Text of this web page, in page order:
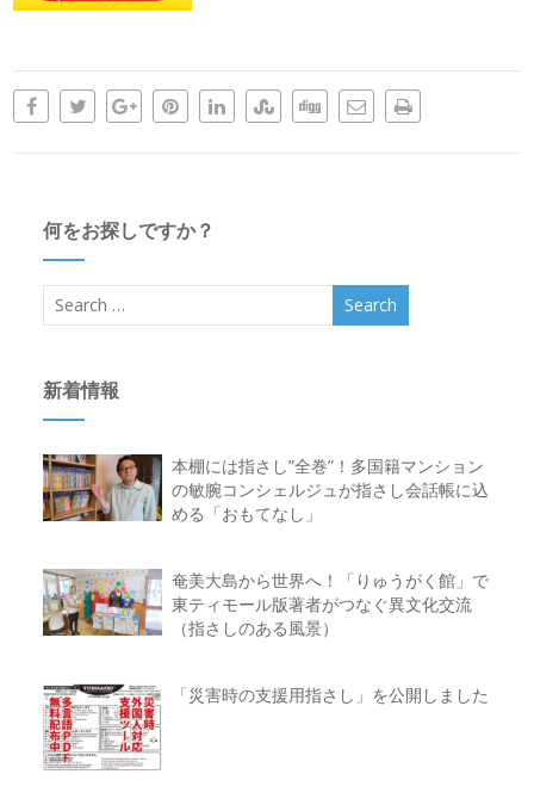
何をお探しですか？
新着情報
本棚には指さし”全巻”！多国籍マンション
の敏腕コンシェルジュが指さし会話帳に込
める「おもてなし」
奄美大島から世界へ！「りゅうがく館」で
東ティモール版著者がつなぐ異文化交流
（指さしのある風景）
「災害時の支援用指さし」を公開しました